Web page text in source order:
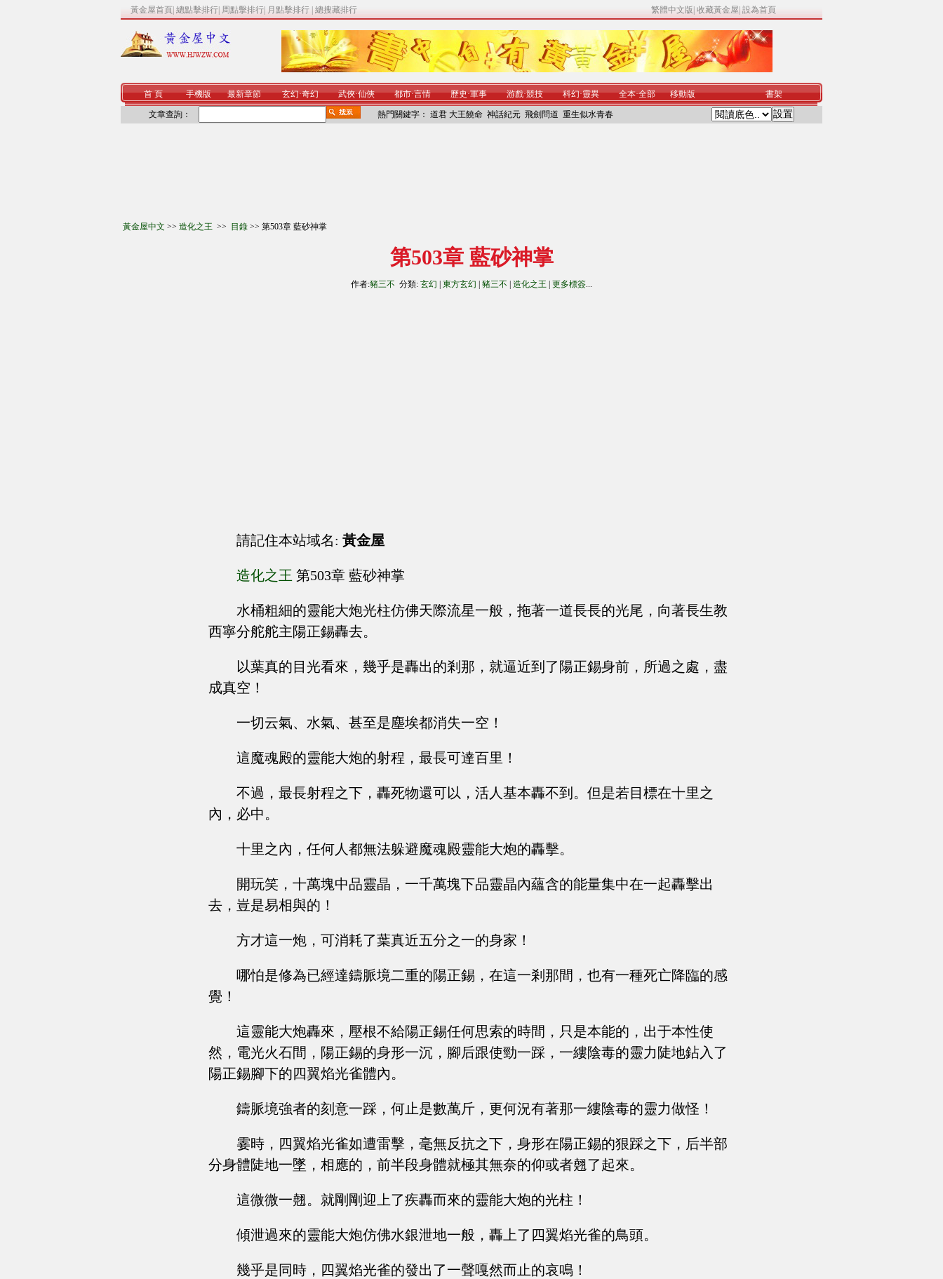
黃金屋首頁 總點擊排行 周點擊排行 月點擊排行 總搜藏排行 繁體中文版 收藏黃金屋 設為首頁
首 頁 手機版 最新章節 玄幻·奇幻 武俠·仙俠 都市·言情 歷史·軍事 游戲·競技 科幻·靈異 全本·全部 移動版 書架
文章查詢： 熱門關鍵字： 道君 大王饒命 神話紀元 飛劍問道 重生似水青春
黃金屋中文 >> 造化之王 >> 目錄 >> 第503章 藍砂神掌
第503章 藍砂神掌
作者:豬三不 分類: 玄幻 東方玄幻 豬三不 造化之王 更多標簽...
請記住本站域名: 黃金屋
造化之王 第503章 藍砂神掌
水桶粗細的靈能大炮光柱仿佛天際流星一般，拖著一道長長的光尾，向著長生教
西寧分舵舵主陽正錫轟去。
以葉真的目光看來，幾乎是轟出的剎那，就逼近到了陽正錫身前，所過之處，盡
成真空！
一切云氣、水氣、甚至是塵埃都消失一空！
這魔魂殿的靈能大炮的射程，最長可達百里！
不過，最長射程之下，轟死物還可以，活人基本轟不到。但是若目標在十里之
內，必中。
十里之內，任何人都無法躲避魔魂殿靈能大炮的轟擊。
開玩笑，十萬塊中品靈晶，一千萬塊下品靈晶內蘊含的能量集中在一起轟擊出
去，豈是易相與的！
方才這一炮，可消耗了葉真近五分之一的身家！
哪怕是修為已經達鑄脈境二重的陽正錫，在這一剎那間，也有一種死亡降臨的感
覺！
這靈能大炮轟來，壓根不給陽正錫任何思索的時間，只是本能的，出于本性使
然，電光火石間，陽正錫的身形一沉，腳后跟使勁一踩，一縷陰毒的靈力陡地鉆入了
陽正錫腳下的四翼焰光雀體內。
鑄脈境強者的刻意一踩，何止是數萬斤，更何況有著那一縷陰毒的靈力做怪！
霎時，四翼焰光雀如遭雷擊，毫無反抗之下，身形在陽正錫的狠踩之下，后半部
分身體陡地一墜，相應的，前半段身體就極其無奈的仰或者翹了起來。
這微微一翹。就剛剛迎上了疾轟而來的靈能大炮的光柱！
傾泄過來的靈能大炮仿佛水銀泄地一般，轟上了四翼焰光雀的鳥頭。
幾乎是同時，四翼焰光雀的發出了一聲嘎然而止的哀鳴！